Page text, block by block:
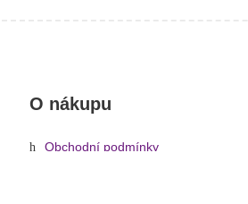
O nákupu
Obchodní podmínky